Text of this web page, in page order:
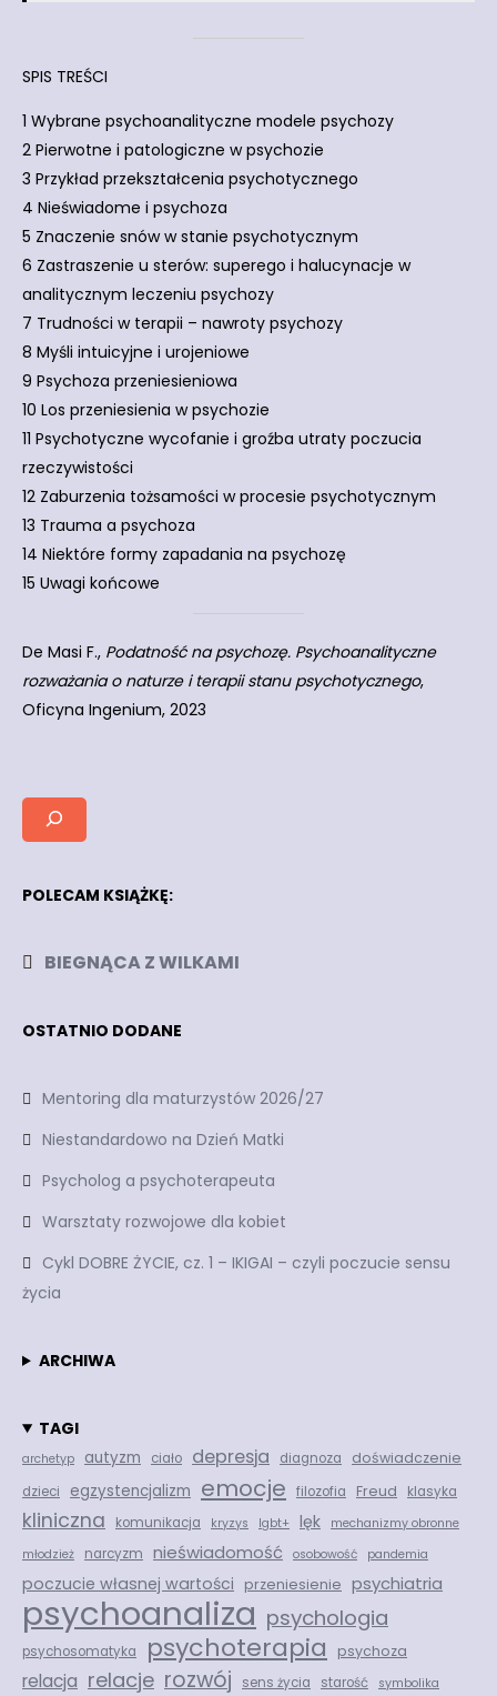
SPIS TREŚCI
1 Wybrane psychoanalityczne modele psychozy
2 Pierwotne i patologiczne w psychozie
3 Przykład przekształcenia psychotycznego
4 Nieświadome i psychoza
5 Znaczenie snów w stanie psychotycznym
6 Zastraszenie u sterów: superego i halucynacje w
analitycznym leczeniu psychozy
7 Trudności w terapii – nawroty psychozy
8 Myśli intuicyjne i urojeniowe
9 Psychoza przeniesieniowa
10 Los przeniesienia w psychozie
11 Psychotyczne wycofanie i groźba utraty poczucia
rzeczywistości
12 Zaburzenia tożsamości w procesie psychotycznym
13 Trauma a psychoza
14 Niektóre formy zapadania na psychozę
15 Uwagi końcowe
De Masi F., Podatność na psychozę. Psychoanalityczne
rozważania o naturze i terapii stanu psychotycznego,
Oficyna Ingenium, 2023
POLECAM KSIĄŻKĘ:
BIEGNĄCA Z WILKAMI
OSTATNIO DODANE
Mentoring dla maturzystów 2026/27
Niestandardowo na Dzień Matki
Psycholog a psychoterapeuta
Warsztaty rozwojowe dla kobiet
Cykl DOBRE ŻYCIE, cz. 1 – IKIGAI – czyli poczucie sensu
życia
ARCHIWA
TAGI
archetyp autyzm ciało depresja diagnoza doświadczenie
dzieci egzystencjalizm emocje filozofia Freud klasyka
kliniczna komunikacja kryzys lgbt+ lęk
mechanizmy obronne
młodzież
narcyzm nieświadomość osobowość pandemia
poczucie własnej wartości przeniesienie psychiatria
psychoanaliza psychologia
psychosomatyka psychoterapia psychoza
relacja relacje rozwój sens życia starość symbolika